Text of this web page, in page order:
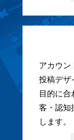
アカウン
投稿デザ
目的に
客・認知
します。